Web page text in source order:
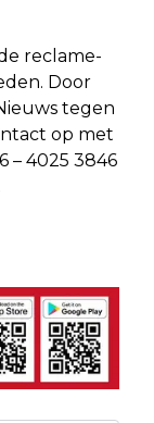
reclame-
Door
tegen
op met
– 4025 3846